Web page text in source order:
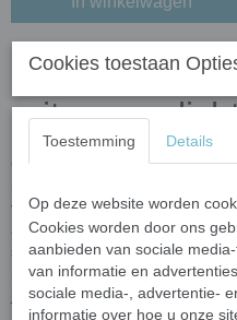
ruitvorm –
Ontdek de unieke charme van
vakmensen uit echtTiffany-
ambachtelijke proces heeft
subtiele variaties in kleur,
natuurlijke verschillen zorgen
jouw mozaïek of glaskunstwerk.
Cookies toestaan
Toestemming Details
Op deze website worden
Cookies worden door ons
aanbieden van sociale
van informatie en
sociale media-, advertentie-
informatie over hoe u onze